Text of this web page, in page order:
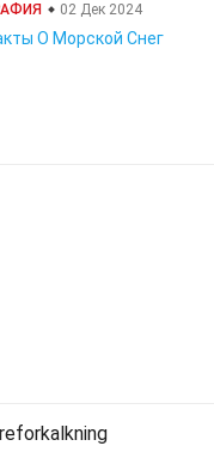
02 Дек 2024
О Морской Снег